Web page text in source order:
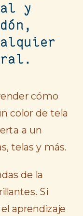
y
cómo
color de tela
a un
telas y más.
de la
Si
aprendizaje